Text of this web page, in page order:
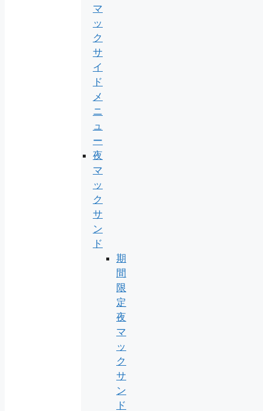
マ
ッ
ク
サ
イ
ド
メ
ニ
ュ
ー
夜
マ
ッ
ク
サ
ン
ド
期
間
限
定
夜
マ
ッ
ク
サ
ン
ド